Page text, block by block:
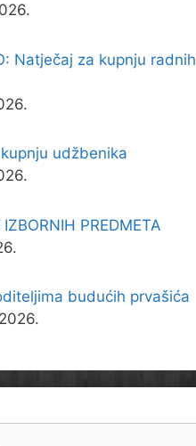
Natječaj za kupnju radnih
udžbenika
IZBORNIH PREDMETA
budućih prvašića